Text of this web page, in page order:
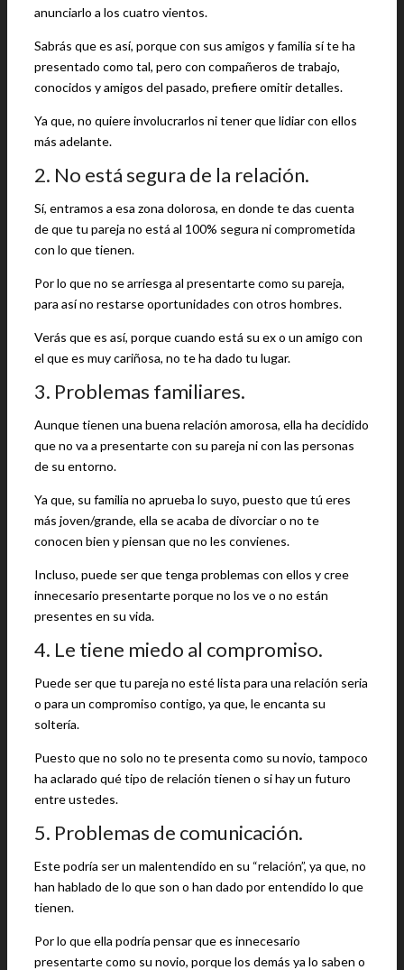
anunciarlo a los cuatro vientos.
Sabrás que es así, porque con sus amigos y familia sí te ha
presentado como tal, pero con compañeros de trabajo,
conocidos y amigos del pasado, prefiere omitir detalles.
Ya que, no quiere involucrarlos ni tener que lidiar con ellos
más adelante.
2. No está segura de la relación.
Sí, entramos a esa zona dolorosa, en donde te das cuenta
de que tu pareja no está al 100% segura ni comprometida
con lo que tienen.
Por lo que no se arriesga al presentarte como su pareja,
para así no restarse oportunidades con otros hombres.
Verás que es así, porque cuando está su ex o un amigo con
el que es muy cariñosa, no te ha dado tu lugar.
3. Problemas familiares.
Aunque tienen una buena relación amorosa, ella ha decidido
que no va a presentarte con su pareja ni con las personas
de su entorno.
Ya que, su familia no aprueba lo suyo, puesto que tú eres
más joven/grande, ella se acaba de divorciar o no te
conocen bien y piensan que no les convienes.
Incluso, puede ser que tenga problemas con ellos y cree
innecesario presentarte porque no los ve o no están
presentes en su vida.
4. Le tiene miedo al compromiso.
Puede ser que tu pareja no esté lista para una relación seria
o para un compromiso contigo, ya que, le encanta su
soltería.
Puesto que no solo no te presenta como su novio, tampoco
ha aclarado qué tipo de relación tienen o si hay un futuro
entre ustedes.
5. Problemas de comunicación.
Este podría ser un malentendido en su “relación”, ya que, no
han hablado de lo que son o han dado por entendido lo que
tienen.
Por lo que ella podría pensar que es innecesario
presentarte como su novio, porque los demás ya lo saben o